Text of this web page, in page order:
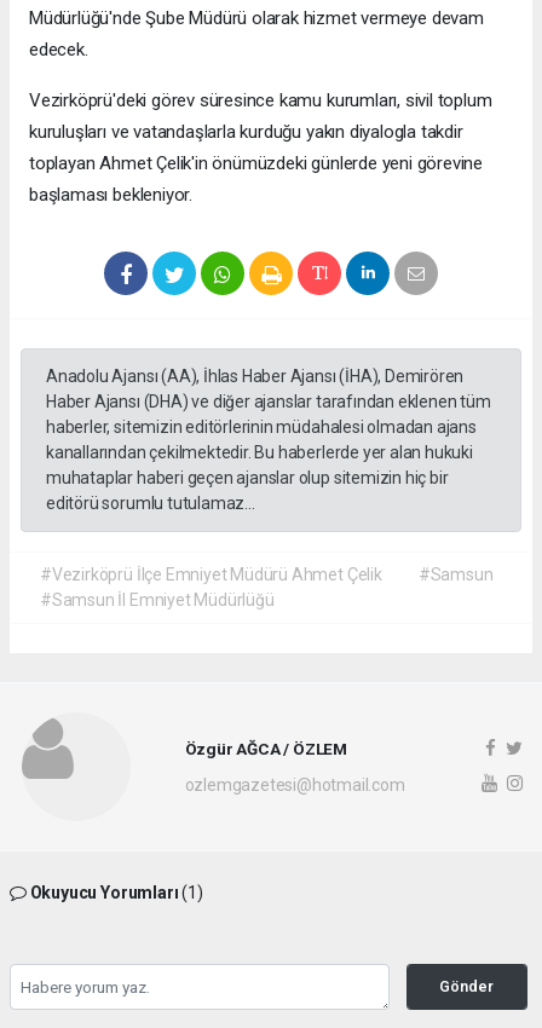
Müdürlüğü'nde Şube Müdürü olarak hizmet vermeye devam
edecek.
Vezirköprü'deki görev süresince kamu kurumları, sivil toplum
kuruluşları ve vatandaşlarla kurduğu yakın diyalogla takdir
toplayan Ahmet Çelik'in önümüzdeki günlerde yeni görevine
başlaması bekleniyor.
Anadolu Ajansı (AA), İhlas Haber Ajansı (İHA), Demirören
Haber Ajansı (DHA) ve diğer ajanslar tarafından eklenen tüm
haberler, sitemizin editörlerinin müdahalesi olmadan ajans
kanallarından çekilmektedir. Bu haberlerde yer alan hukuki
muhataplar haberi geçen ajanslar olup sitemizin hiç bir
editörü sorumlu tutulamaz...
#Vezirköprü İlçe Emniyet Müdürü Ahmet Çelik
#Samsun
#Samsun İl Emniyet Müdürlüğü
Özgür AĞCA / ÖZLEM
ozlemgazetesi@hotmail.com
Okuyucu Yorumları(1)
Gönder